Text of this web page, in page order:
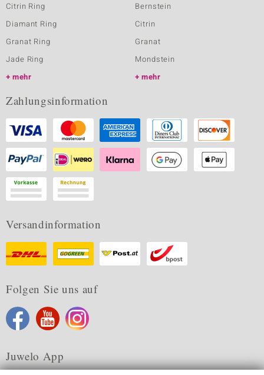
Citrin Ring
Diamant Ring
Granat Ring
Jade Ring
mehr
Bernstein
Citrin
Granat
Mondstein
mehr
Zahlungsinformation
Versandinformation
Folgen Sie uns auf
Juwelo App